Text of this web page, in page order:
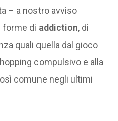
– a nostro avviso
forme di addiction, di
quali quella dal gioco
compulsivo e alla
comune negli ultimi